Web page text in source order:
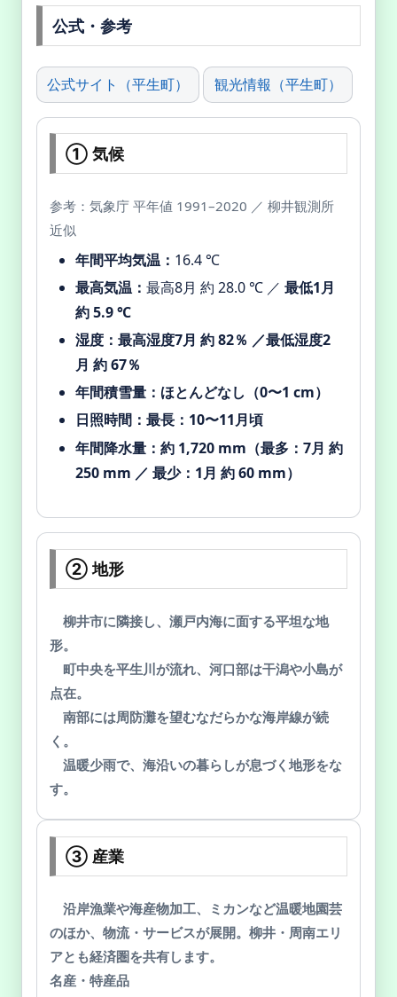
公式・参考
公式サイト（平生町） 観光情報（平生町）
① 気候
参考：気象庁 平年値 1991–2020 ／ 柳井観測所
近似
年間平均気温： 16.4 ℃
最高気温：最高8月 約 28.0 ℃ ／最低1月
約 5.9 ℃
湿度：最高湿度7月 約 82％ ／最低湿度2
月 約 67％
年間積雪量： ほとんどなし（0〜1 cm）
日照時間：最長：10〜11月頃
年間降水量：約 1,720 mm（最多：7月 約
250 mm ／ 最少：1月 約 60 mm）
② 地形
柳井市に隣接し、瀬戸内海に面する平坦な地
形。
町中央を平生川が流れ、河口部は干潟や小島が
点在。
南部には周防灘を望むなだらかな海岸線が続
く。
温暖少雨で、海沿いの暮らしが息づく地形をな
す。
③ 産業
沿岸漁業や海産物加工、ミカンなど温暖地園芸
のほか、物流・サービスが展開。柳井・周南エリ
アとも経済圏を共有します。
名産・特産品